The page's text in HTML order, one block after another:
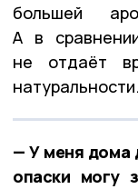
большей
А в
не отдаёт
натуральности.
— У меня дома
опаски могу